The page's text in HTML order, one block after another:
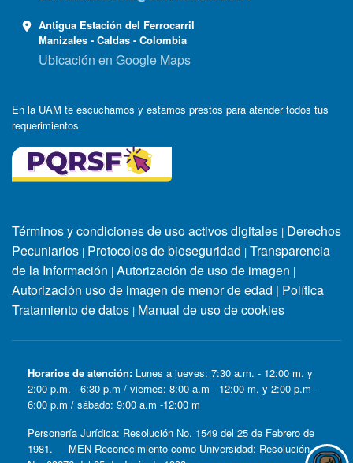
Antigua Estación del Ferrocarril
Manizales - Caldas - Colombia
Ubicación en Google Maps
En la UAM te escuchamos y estamos prestos para atender todos tus
requerimientos
Términos y condiciones de uso activos digitales | Derechos
Pecuniarios | Protocolos de bioseguridad | Transparencia
de la Información | Autorización de uso de imagen |
Autorización uso de imagen de menor de edad | Política
Tratamiento de datos | Manual de uso de cookies
Horarios de atención: Lunes a jueves: 7:30 a.m. - 12:00 m. y
2:00 p.m. - 6:30 p.m / viernes: 8:00 a.m - 12:00 m. y 2:00 p.m -
6:00 p.m / sábado: 9:00 a.m -12:00 m
Personería Jurídica: Resolución No. 1549 del 25 de Febrero de
1981. MEN Reconocimiento como Universidad: Resolución